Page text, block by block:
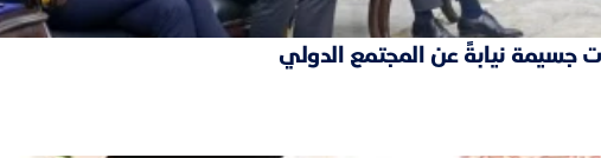
جسيمة نيابةً عن المجتمع الدولي